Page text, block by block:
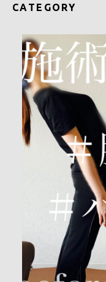
CATEGORY
WEB予約【
WEB予約